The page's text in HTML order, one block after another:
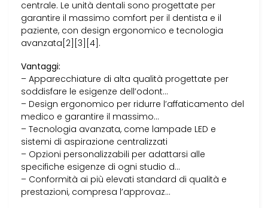
centrale. Le unità dentali sono progettate per
garantire il massimo comfort per il dentista e il
paziente, con design ergonomico e tecnologia
avanzata[2][3][4].
Vantaggi:
– Apparecchiature di alta qualità progettate per
soddisfare le esigenze dell’odont…
– Design ergonomico per ridurre l’affaticamento del
medico e garantire il massimo…
– Tecnologia avanzata, come lampade LED e
sistemi di aspirazione centralizzati
– Opzioni personalizzabili per adattarsi alle
specifiche esigenze di ogni studio d…
– Conformità ai più elevati standard di qualità e
prestazioni, compresa l’approvaz…